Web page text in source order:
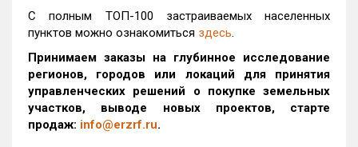
С полным ТОП-100 застраиваемых населенных
пунктов можно ознакомиться здесь.
Принимаем заказы на глубинное исследование
регионов, городов или локаций для принятия
управленческих решений о покупке земельных
участков, выводе новых проектов, старте
продаж: info@erzrf.ru.